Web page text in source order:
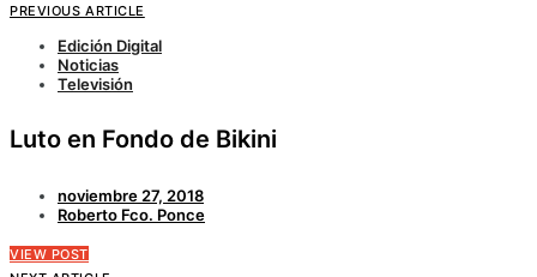
PREVIOUS ARTICLE
Edición Digital
Noticias
Televisión
Luto en Fondo de Bikini
noviembre 27, 2018
Roberto Fco. Ponce
VIEW POST